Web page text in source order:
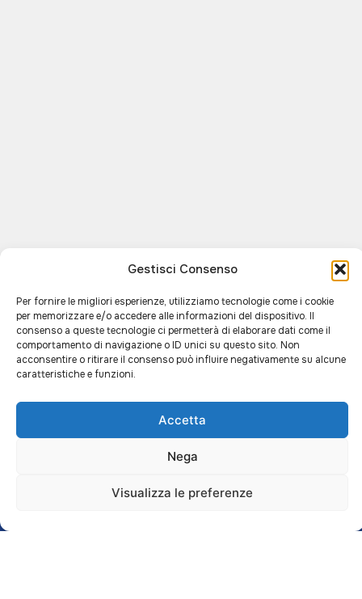
Gestisci Consenso
Per fornire le migliori esperienze, utilizziamo tecnologie come i cookie
per memorizzare e/o accedere alle informazioni del dispositivo. Il
consenso a queste tecnologie ci permetterà di elaborare dati come il
comportamento di navigazione o ID unici su questo sito. Non
acconsentire o ritirare il consenso può influire negativamente su alcune
caratteristiche e funzioni.
Accetta
Nega
Visualizza le preferenze
APPUNTAMENTO